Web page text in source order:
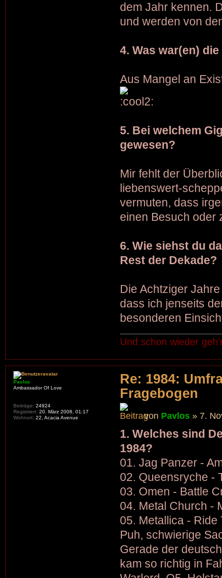
dem Jahr kennen.
und werden von
4. Was war(en)
Aus Mangel an
5. Bei welchem
gewesen?
Mir fehlt der
liebenswert-
vermuten, dass
einen Besuch oder
6. Wie siehst du
Rest der Dekade?
Die Achtziger
dass ich jenseits
besonderen
Und schon wieder
Re: 1984:
Fragebogen
von Pavlos » 7.
1. Welches sind
1984?
01. Jag Panzer -
02. Queensryche -
03. Omen - Battle
04. Metal Church -
05. Metallica - Ride
Puh, schwierige
Gerade der
kam so richtig in
Pavlos
Ambassador Of Love
Beiträge: 24924
Registriert: 20. März 2008, 01:17
Wohnort: 22, Acacia Avenue